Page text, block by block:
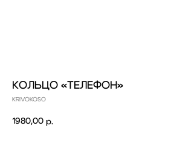
КОЛЬЦО «ТЕЛЕФОН»
KRIVOKOSO
1980,00 р.